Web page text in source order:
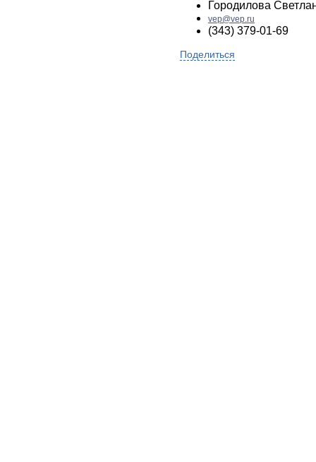
Городилова
vep@vep.ru
(343) 379-01-69
Поделиться